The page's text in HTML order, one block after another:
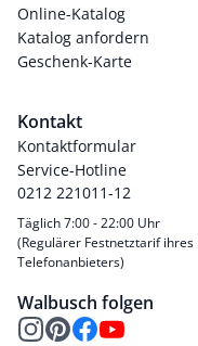
Online-Katalog
Katalog anfordern
Geschenk-Karte
Kontakt
Kontaktformular
Service-Hotline
0212 221011-12
Täglich 7:00 - 22:00 Uhr
(Regulärer Festnetztarif ihres
Telefonanbieters)
Walbusch folgen